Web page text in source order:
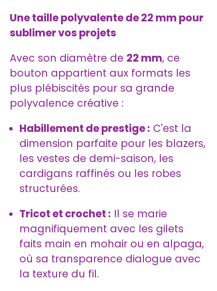
Une taille polyvalente de 22 mm pour
sublimer vos projets
Avec son diamètre de 22 mm, ce
bouton appartient aux formats les
plus plébiscités pour sa grande
polyvalence créative :
Habillement de prestige : C'est la
dimension parfaite pour les blazers,
les vestes de demi-saison, les
cardigans raffinés ou les robes
structurées.
Tricot et crochet : Il se marie
magnifiquement avec les gilets
faits main en mohair ou en alpaga,
où sa transparence dialogue avec
la texture du fil.